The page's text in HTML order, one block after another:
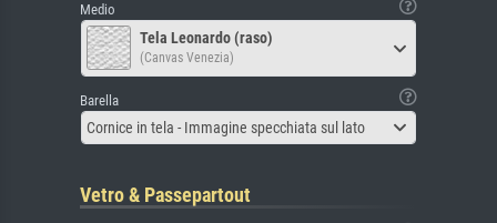
Medio
Tela Leonardo (raso)
(Canvas Venezia)
Barella
Cornice in tela - Immagine specchiata sul lato
Vetro & Passepartout